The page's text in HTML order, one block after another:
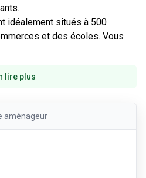
idéalement situés à 500
et des écoles. Vous
lire plus
aménageur